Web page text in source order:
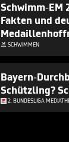
Schwimm-EM
Fakten und
SCHWIMMEN
Bayern-
Schützling?
2. BUNDESLIGA